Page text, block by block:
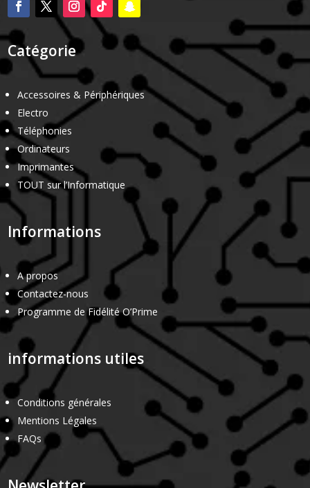
Catégorie
Accessoires & Périphériques
Electro
Téléphonies
Ordinateurs
Imprimantes
TOUT sur l’Informatique
Informations
A propos
Contactez-nous
Programme de Fidélité O’Prime
informations utiles
Conditions générales
Mentions Légales
FAQs